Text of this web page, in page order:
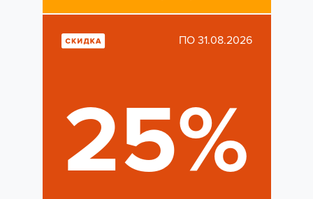
ПО 31.08.2026
25%